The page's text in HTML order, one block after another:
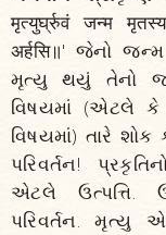
मृत्युर्घ्रुवं जन्म
अर्हसि॥' જેનો
મૃત્યુ થયું તેનો
વિષયમાં (એટલે
વિષયમાં) તારે શોક
પરિવર્તન!
એટલે ઉત્પત્તિ.
પરિવર્તન. મૃત્યુ